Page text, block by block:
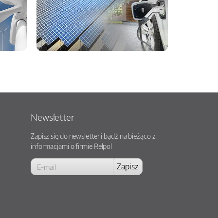
Newsletter
Zapisz się do newsletter i bądź na bieżąco z
informacjami o firmie Relpol